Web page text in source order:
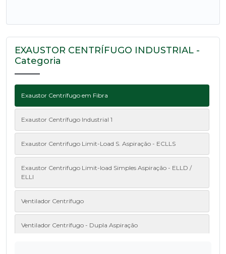
EXAUSTOR CENTRÍFUGO INDUSTRIAL -
Categoria
Exaustor Centrífugo em Fibra
Exaustor Centrífugo Industrial 1
Exaustor Centrifugo Limit-Load S. Aspiração - ECLLS
Exaustor Centrifugo Limit-load Simples Aspiração - ELLD /
ELLI
Ventilador Centrífugo
Ventilador Centrífugo - Dupla Aspiração